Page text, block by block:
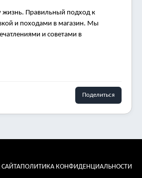
жизнь. Правильный подход к
и походами в магазин. Мы
и советами в
Поделиться
САЙТАПОЛИТИКА КОНФИДЕНЦИАЛЬНОСТИ